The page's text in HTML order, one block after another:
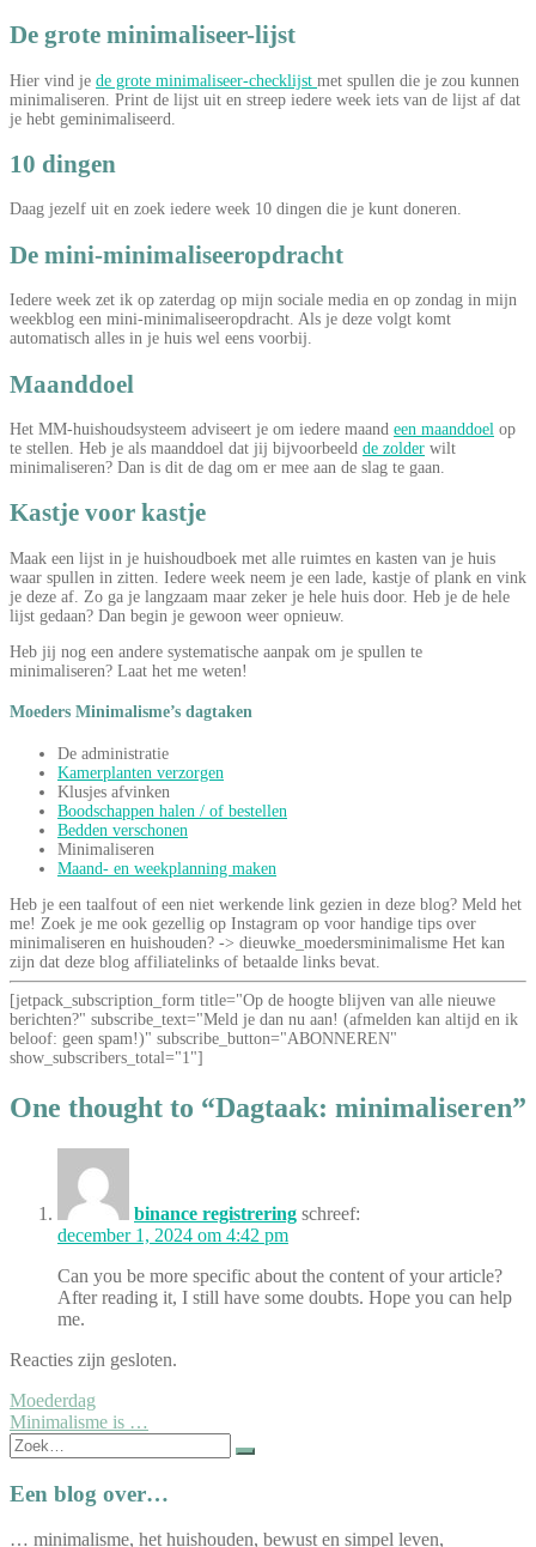
De grote minimaliseer-lijst
Hier vind je de grote minimaliseer-checklijst met spullen die je zou kunnen
minimaliseren. Print de lijst uit en streep iedere week iets van de lijst af dat
je hebt geminimaliseerd.
10 dingen
Daag jezelf uit en zoek iedere week 10 dingen die je kunt doneren.
De mini-minimaliseeropdracht
Iedere week zet ik op zaterdag op mijn sociale media en op zondag in mijn
weekblog een mini-minimaliseeropdracht. Als je deze volgt komt
automatisch alles in je huis wel eens voorbij.
Maanddoel
Het MM-huishoudsysteem adviseert je om iedere maand een maanddoel op
te stellen. Heb je als maanddoel dat jij bijvoorbeeld de zolder wilt
minimaliseren? Dan is dit de dag om er mee aan de slag te gaan.
Kastje voor kastje
Maak een lijst in je huishoudboek met alle ruimtes en kasten van je huis
waar spullen in zitten. Iedere week neem je een lade, kastje of plank en vink
je deze af. Zo ga je langzaam maar zeker je hele huis door. Heb je de hele
lijst gedaan? Dan begin je gewoon weer opnieuw.
Heb jij nog een andere systematische aanpak om je spullen te
minimaliseren? Laat het me weten!
Moeders Minimalisme’s dagtaken
De administratie
Kamerplanten verzorgen
Klusjes afvinken
Boodschappen halen / of bestellen
Bedden verschonen
Minimaliseren
Maand- en weekplanning maken
Heb je een taalfout of een niet werkende link gezien in deze blog? Meld het
me! Zoek je me ook gezellig op Instagram op voor handige tips over
minimaliseren en huishouden? -> dieuwke_moedersminimalisme Het kan
zijn dat deze blog affiliatelinks of betaalde links bevat.
[jetpack_subscription_form title="Op de hoogte blijven van alle nieuwe
berichten?" subscribe_text="Meld je dan nu aan! (afmelden kan altijd en ik
beloof: geen spam!)" subscribe_button="ABONNEREN"
show_subscribers_total="1"]
One thought to “Dagtaak: minimaliseren”
binance registrering schreef:
december 1, 2024 om 4:42 pm
Can you be more specific about the content of your article?
After reading it, I still have some doubts. Hope you can help
me.
Reacties zijn gesloten.
Bericht
navigatie
Moederdag
Minimalisme is …
Zoek
naar:
Een blog over…
… minimalisme, het huishouden, bewust en simpel leven,